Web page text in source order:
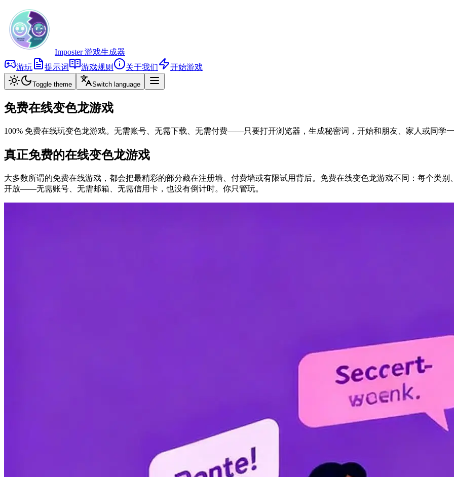
Imposter 游戏生成器
游玩
提示词 游戏规则 关于我们 开始游戏
Toggle theme Switch language
免费在线变色龙游戏
100% 免费在线玩变色龙游戏。无需账号、无需下载、无需付费——只要打开浏览器，生成秘密词，开始和朋友、家人或同学
真正免费的在线变色龙游戏
大多数所谓的免费在线游戏，都会把最精彩的部分藏在注册墙、付费墙或有限试用背后。免费在线变色龙游戏不同：每个类
开放——无需账号、无需邮箱、无需信用卡，也没有倒计时。你只管玩。